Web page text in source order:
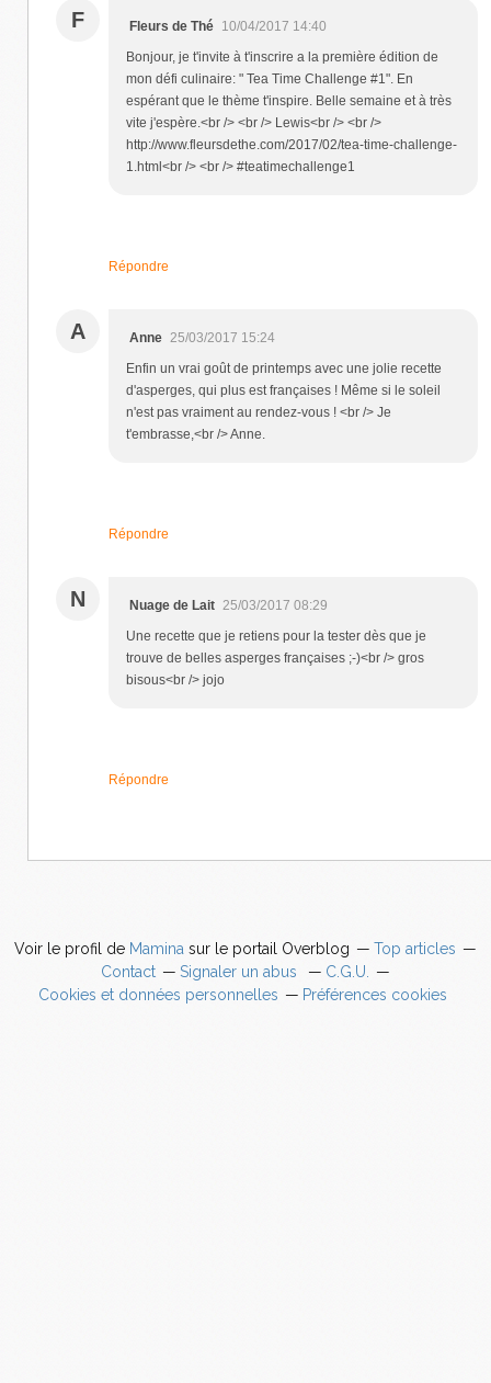
F Fleurs de Thé 10/04/2017 14:40
Bonjour, je t'invite à t'inscrire a la première édition de
mon défi culinaire: " Tea Time Challenge #1". En
espérant que le thème t'inspire. Belle semaine et à très
vite j'espère.<br /> <br /> Lewis<br /> <br />
http://www.fleursdethe.com/2017/02/tea-time-challenge-
1.html<br /> <br /> #teatimechallenge1
Répondre
A Anne 25/03/2017 15:24
Enfin un vrai goût de printemps avec une jolie recette
d'asperges, qui plus est françaises ! Même si le soleil
n'est pas vraiment au rendez-vous ! <br /> Je
t'embrasse,<br /> Anne.
Répondre
N Nuage de Lait 25/03/2017 08:29
Une recette que je retiens pour la tester dès que je
trouve de belles asperges françaises ;-)<br /> gros
bisous<br /> jojo
Répondre
Voir le profil de Mamina sur le portail Overblog
Top articles
Contact
Signaler un abus
C.G.U.
Cookies et données personnelles
Préférences cookies